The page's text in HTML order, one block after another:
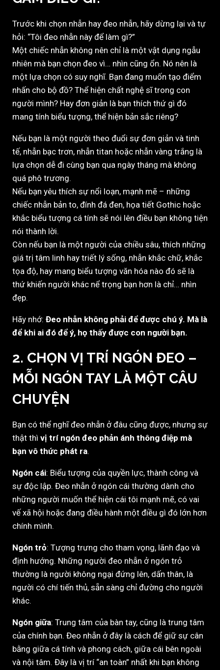
Trước khi chọn nhẫn hay đeo nhẫn, hãy dừng lại và tự
hỏi: “Tôi đeo nhẫn này để làm gì?”
Một chiếc nhẫn không nên chỉ là một vật dụng ngẫu
nhiên mà bạn chọn đeo vì… nhìn cũng ổn. Nó nên là
một lựa chọn có suy nghĩ. Bạn đang muốn tạo điểm
nhấn cho bộ đồ? Thể hiện chất nghệ sĩ trong con
người mình? Hay đơn giản là bạn thích thứ gì đó
mang tính biểu tượng, thể hiện bản sắc riêng?
Nếu bạn là một người theo đuổi sự đơn giản và tinh
tế, nhẫn bạc trơn, nhẫn titan hoặc nhẫn vàng trắng là
lựa chọn dễ đi cùng bạn qua ngày tháng mà không
quá phô trương.
Nếu bạn yêu thích sự nổi loạn, mạnh mẽ – những
chiếc nhẫn bản to, đính đá đen, họa tiết Gothic hoặc
khắc biểu tượng cá tính sẽ nói lên điều bạn không tiện
nói thành lời.
Còn nếu bạn là một người của chiều sâu, thích những
giá trị tâm linh hay triết lý sống, nhẫn khắc chữ, khắc
tọa độ, hay mang biểu tượng văn hóa nào đó sẽ là
thứ khiến người khác nể trọng bạn hơn là chỉ… nhìn
đẹp.
Hãy nhớ: Đeo nhẫn không phải để được chú ý. Mà là
để khi ai đó để ý, họ thấy được con người bạn.
2. CHỌN VỊ TRÍ NGÓN ĐEO –
MỖI NGÓN TAY LÀ MỘT CÂU
CHUYỆN
Bạn có thể nghĩ đeo nhẫn ở đâu cũng được, nhưng sự
thật thì vị trí ngón đeo phản ánh thông điệp mà
bạn vô thức phát ra.
Ngón cái: Biểu tượng của quyền lực, thành công và
sự độc lập. Đeo nhẫn ở ngón cái thường dành cho
những người muốn thể hiện cái tôi mạnh mẽ, có vai
vế xã hội hoặc đang điều hành một điều gì đó lớn hơn
chính mình.
Ngón trỏ: Tượng trưng cho tham vọng, lãnh đạo và
định hướng. Những người đeo nhẫn ở ngón trỏ
thường là người không ngại đứng lên, dấn thân, là
người có chí tiến thủ, sẵn sàng chỉ đường cho người
khác.
Ngón giữa: Trung tâm của bàn tay, cũng là trung tâm
của chính bạn. Đeo nhẫn ở đây là cách để giữ sự cân
bằng giữa cá tính và phong cách, giữa cái bên ngoài
và nội tâm. Đây là vị trí “an toàn” nhất khi bạn không